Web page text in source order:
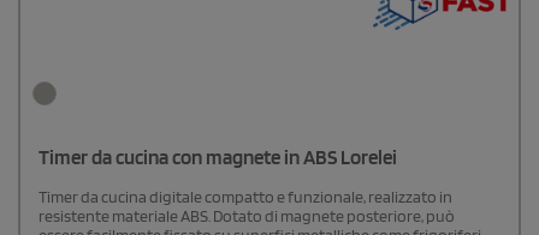
Timer da cucina con magnete in ABS Lorelei
Timer da cucina digitale compatto e funzionale, realizzato in
resistente materiale ABS. Dotato di magnete posteriore, può